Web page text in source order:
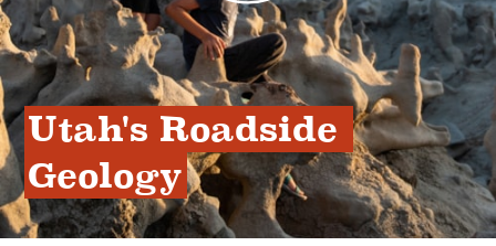
Utah's Roadside
Geology